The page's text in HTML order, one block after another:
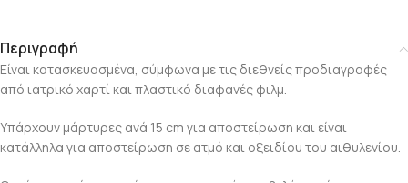
Περιγραφή
Είναι κατασκευασμένα, σύμφωνα με τις διεθνείς προδιαγραφές
από ιατρικό χαρτί και πλαστικό διαφανές φιλμ.
Υπάρχουν μάρτυρες ανά 15 cm για αποστείρωση και είναι
κατάλληλα για αποστείρωση σε ατμό και οξειδίου του αιθυλενίου.